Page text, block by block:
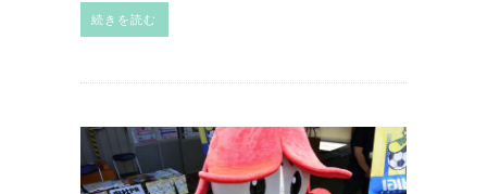
続きを読む